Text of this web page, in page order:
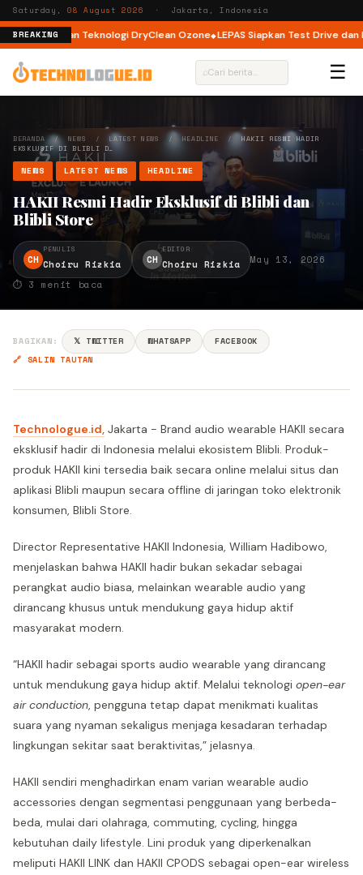
Saturday,08 August 2026 · Jakarta, Indonesia
BREAKING
dengan Teknologi DryClean Ozone LEPAS Siapkan Test Drive dan
⌕ ☰
BERANDA/ NEWS / LATEST NEWS / HEADLINE /HAKII RESMI HADIR
EKSKLUSIF DI BLIBLI D…
NEWS LATEST NEWS HEADLINE
HAKII Resmi Hadir Eksklusif di Blibli dan
Blibli Store
CH
PENULIS
Choiru Rizkia CH
EDITOR
Choiru Rizkia
May 13, 2026
⏱ 3 menit baca
BAGIKAN: 𝕏 TWITTER WHATSAPP
FACEBOOK
🔗 SALIN TAUTAN
Technologue.id, Jakarta - Brand audio wearable HAKII secara
eksklusif hadir di Indonesia melalui ekosistem Blibli. Produk-
produk HAKII kini tersedia baik secara online melalui situs dan
aplikasi Blibli maupun secara offline di jaringan toko elektronik
konsumen, Blibli Store.
Director Representative HAKII Indonesia, William Hadibowo,
menjelaskan bahwa HAKII hadir bukan sekadar sebagai
perangkat audio biasa, melainkan wearable audio yang
dirancang khusus untuk mendukung gaya hidup aktif
masyarakat modern.
“HAKII hadir sebagai sports audio wearable yang dirancang
untuk mendukung gaya hidup aktif. Melalui teknologi open-ear
air conduction, pengguna tetap dapat menikmati kualitas
suara yang nyaman sekaligus menjaga kesadaran terhadap
lingkungan sekitar saat beraktivitas,” jelasnya.
HAKII sendiri menghadirkan enam varian wearable audio
accessories dengan segmentasi penggunaan yang berbeda-
beda, mulai dari olahraga, commuting, cycling, hingga
kebutuhan daily lifestyle. Lini produk yang diperkenalkan
meliputi HAKII LINK dan HAKII CPODS sebagai open-ear wireless